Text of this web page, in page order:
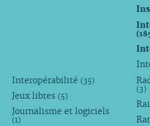
Interopérabilité (35)
Jeux libres (5)
Journalisme et logiciels
(1)
(3)